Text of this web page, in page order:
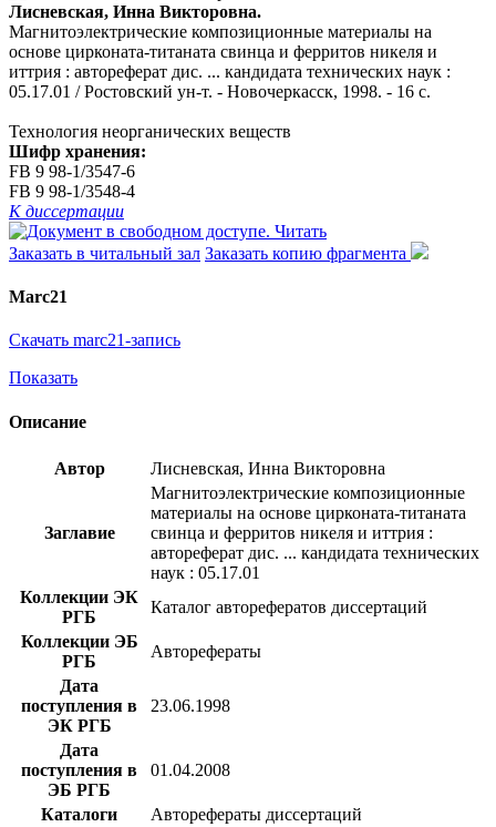
Лисневская, Инна Викторовна.
Магнитоэлектрические композиционные материалы на
основе цирконата-титаната свинца и ферритов никеля и
иттрия : автореферат дис. ... кандидата технических наук :
05.17.01 / Ростовский ун-т. - Новочеркасск, 1998. - 16 с.
Технология неорганических веществ
Шифр хранения:
FB 9 98-1/3547-6
FB 9 98-1/3548-4
К диссертации
Читать
Заказать в читальный зал Заказать копию фрагмента
Marc21
Скачать marc21-запись
Показать
Описание
Автор Лисневская, Инна Викторовна
Заглавие
Магнитоэлектрические композиционные
материалы на основе цирконата-титаната
свинца и ферритов никеля и иттрия :
автореферат дис. ... кандидата технических
наук : 05.17.01
Коллекции ЭК
РГБ
Каталог авторефератов диссертаций
Коллекции ЭБ
РГБ
Авторефераты
Дата
поступления в
ЭК РГБ
23.06.1998
Дата
поступления в
ЭБ РГБ
01.04.2008
Каталоги
Авторефераты диссертаций